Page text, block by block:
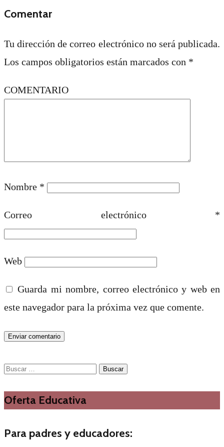
Comentar
Tu dirección de correo electrónico no será publicada.
Los campos obligatorios están marcados con *
COMENTARIO
Nombre *
Correo electrónico *
Web
Guarda mi nombre, correo electrónico y web en
este navegador para la próxima vez que comente.
Buscar:
Oferta Educativa
Para padres y educadores: